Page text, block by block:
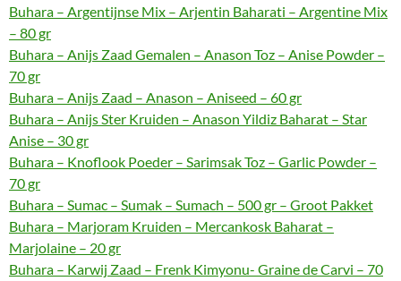
Buhara – Argentijnse Mix – Arjentin Baharati – Argentine Mix
– 80 gr
Buhara – Anijs Zaad Gemalen – Anason Toz – Anise Powder –
70 gr
Buhara – Anijs Zaad – Anason – Aniseed – 60 gr
Buhara – Anijs Ster Kruiden – Anason Yildiz Baharat – Star
Anise – 30 gr
Buhara – Knoflook Poeder – Sarimsak Toz – Garlic Powder –
70 gr
Buhara – Sumac – Sumak – Sumach – 500 gr – Groot Pakket
Buhara – Marjoram Kruiden – Mercankosk Baharat –
Marjolaine – 20 gr
Buhara – Karwij Zaad – Frenk Kimyonu- Graine de Carvi – 70